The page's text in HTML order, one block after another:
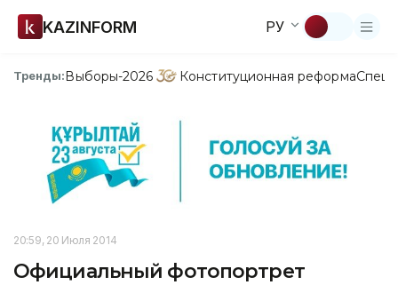
KAZINFORM РУ
Тренды:Выборы-2026 Конституционная реформа
20:59, 20 Июля 2014
Официальный фотопортрет